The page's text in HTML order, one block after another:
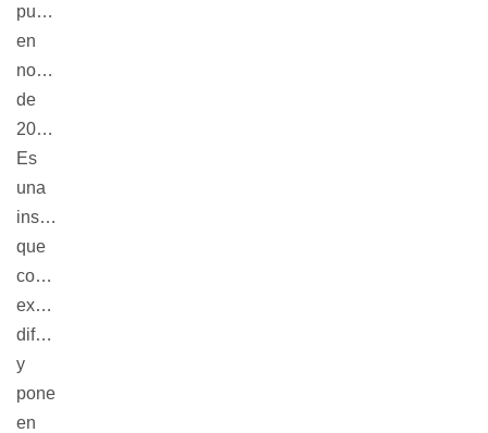
puertas
en
noviembre
de
2006.
Es
una
institución
que
conserva,
exhibe,
difunde
y
pone
en